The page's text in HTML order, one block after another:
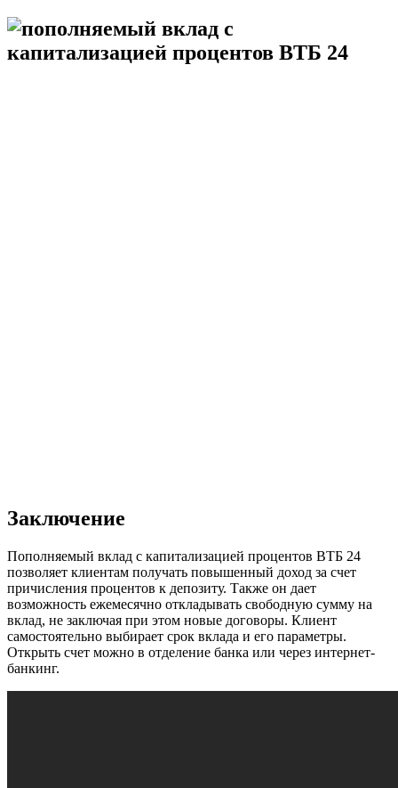
Заключение
Пополняемый вклад с капитализацией процентов ВТБ 24
позволяет клиентам получать повышенный доход за счет
причисления процентов к депозиту. Также он дает
возможность ежемесячно откладывать свободную сумму на
вклад, не заключая при этом новые договоры. Клиент
самостоятельно выбирает срок вклада и его параметры.
Открыть счет можно в отделение банка или через интернет-
банкинг.